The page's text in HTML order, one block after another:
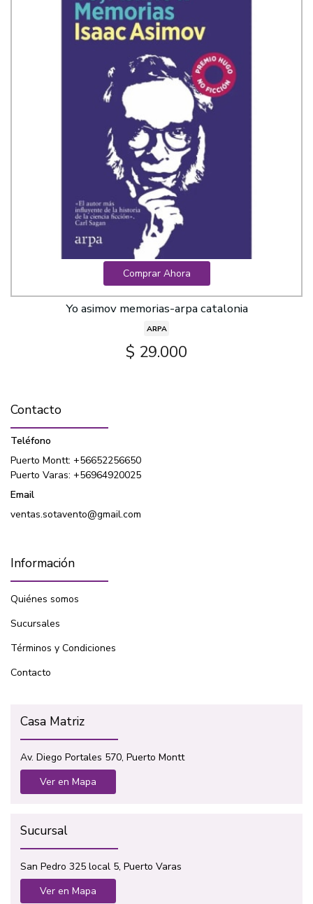
Comprar Ahora
Yo asimov memorias-arpa catalonia
ARPA
$ 29.000
Contacto
Teléfono
Puerto Montt: +56652256650
Puerto Varas: +56964920025
Email
ventas.sotavento@gmail.com
Información
Quiénes somos
Sucursales
Términos y Condiciones
Contacto
Casa Matriz
Av. Diego Portales 570, Puerto Montt
Ver en Mapa
Sucursal
San Pedro 325 local 5, Puerto Varas
Ver en Mapa